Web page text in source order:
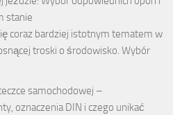
stanie
coraz bardziej istotnym tematem w
troski o środowisko. Wybór
samochodowej –
oznaczenia DIN i czego unikać